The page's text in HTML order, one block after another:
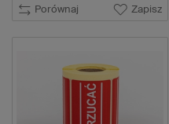
Porównaj Zapisz